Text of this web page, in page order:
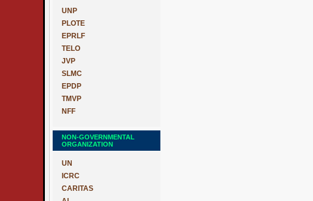
UNP
PLOTE
EPRLF
TELO
JVP
SLMC
EPDP
TMVP
NFF
NON-GOVERNMENTAL
ORGANIZATION
UN
ICRC
CARITAS